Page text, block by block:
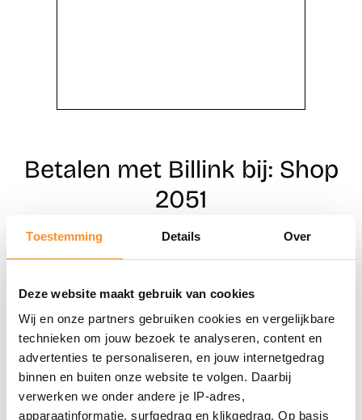
Toestemming Details Over
Deze website maakt gebruik van cookies
Wij en onze partners gebruiken cookies en vergelijkbare
technieken om jouw bezoek te analyseren, content en
advertenties te personaliseren, en jouw internetgedrag
binnen en buiten onze website te volgen. Daarbij
verwerken we onder andere je IP-adres,
apparaatinformatie, surfgedrag en klikgedrag. Op basis
Betalen met Billink bij: Shop
2051
Naar winkels